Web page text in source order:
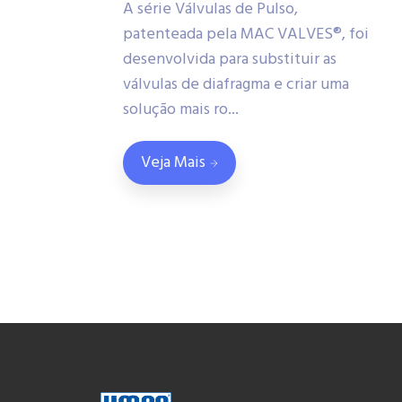
A série Válvulas de Pulso,
patenteada pela MAC VALVES®, foi
desenvolvida para substituir as
válvulas de diafragma e criar uma
solução mais ro...
Veja Mais